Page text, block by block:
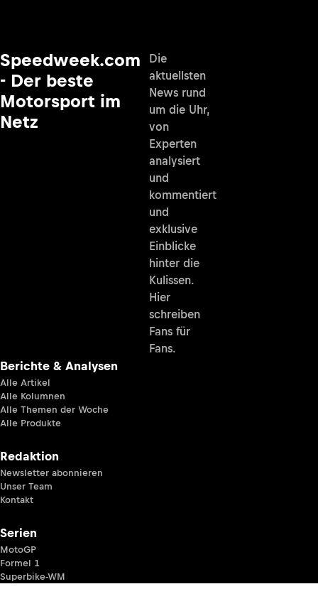
Speedweek.com
- Der beste
Motorsport im
Netz
Die
aktuellsten
News rund
um die Uhr,
von
Experten
analysiert
und
kommentiert
und
exklusive
Einblicke
hinter die
Kulissen.
Hier
schreiben
Fans für
Fans.
Berichte & Analysen
Alle Artikel
Alle Kolumnen
Alle Themen der Woche
Alle Produkte
Redaktion
Newsletter abonnieren
Unser Team
Kontakt
Serien
MotoGP
Formel 1
Superbike-WM